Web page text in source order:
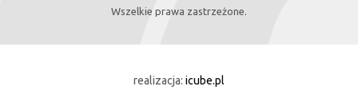
Wszelkie prawa zastrzeżone.
realizacja: icube.pl